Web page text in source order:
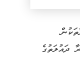
ދައުލަތުގެ